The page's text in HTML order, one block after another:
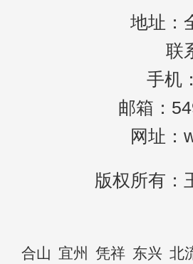
地址：
联
手机
邮箱：
网址：
版权所有：
合山 宜州 凭祥 东兴 北